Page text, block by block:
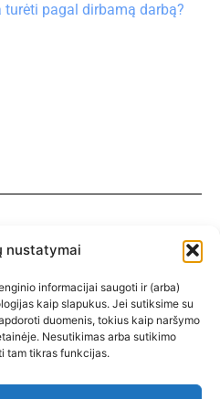
nustatymai
informacijai saugoti ir (arba)
kaip slapukus. Jei sutiksime su
duomenis, tokius kaip naršymo
Nesutikimas arba sutikimo
tam tikras funkcijas.
pagal dirbamą darbą?